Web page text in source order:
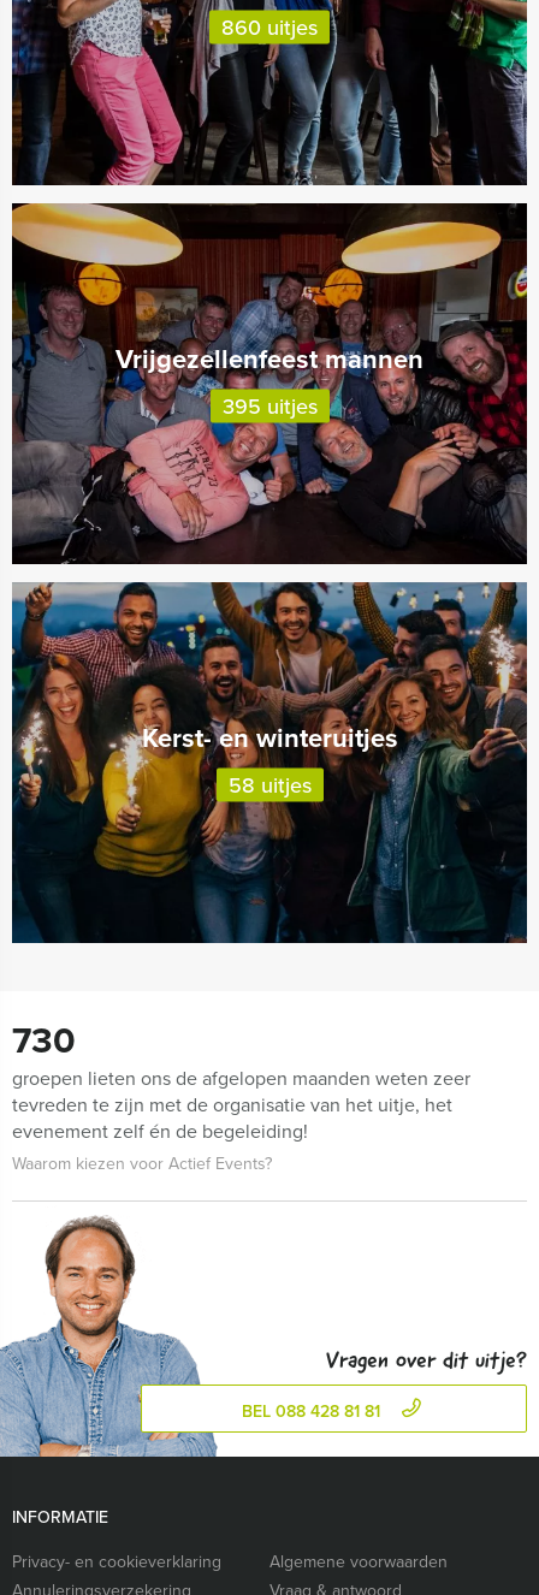
860 uitjes
Vrijgezellenfeest mannen
395 uitjes
Kerst- en winteruitjes
58 uitjes
730
groepen lieten ons de afgelopen maanden weten zeer
tevreden te zijn met de organisatie van het uitje, het
evenement zelf én de begeleiding!
Waarom kiezen voor Actief Events?
Vragen over dit uitje?
BEL 088 428 81 81
INFORMATIE
Privacy- en cookieverklaring
Algemene voorwaarden